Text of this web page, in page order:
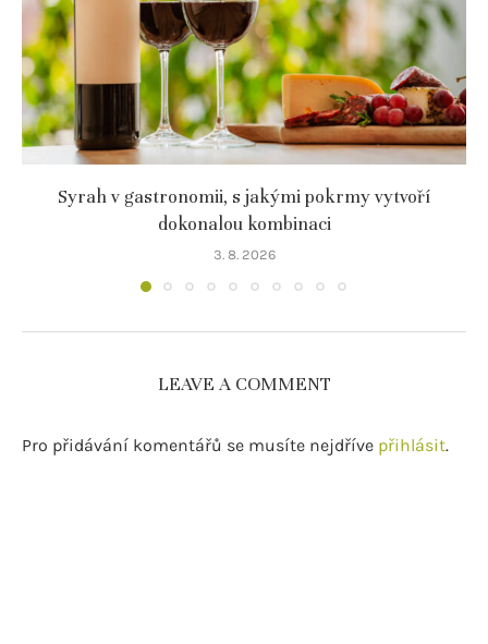
Syrah v gastronomii, s jakými pokrmy vytvoří
dokonalou kombinaci
3. 8. 2026
LEAVE A COMMENT
Pro přidávání komentářů se musíte nejdříve přihlásit.